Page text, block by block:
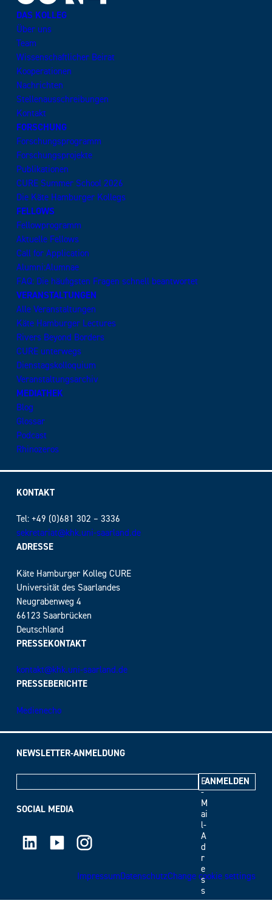
DAS KOLLEG
Über uns
Team
Wissenschaftlicher Beirat
Kooperationen
Nachrichten
Stellenausschreibungen
Kontakt
FORSCHUNG
Forschungsprogramm
Forschungsprojekte
Publikationen
CURE Summer School 2026
Die Käte Hamburger Kollegs
FELLOWS
Fellowprogramm
Aktuelle Fellows
Call for Application
Alumni:Alumnae
FAQ: Die häufigsten Fragen schnell beantwortet
VERANSTALTUNGEN
Alle Veranstaltungen
Käte Hamburger Lectures
Rivers Beyond Borders
CURE unterwegs
Dienstagskolloquium
Veranstaltungsarchiv
MEDIATHEK
Blog
Glossar
Podcast
Rhinozeros
KONTAKT
Tel: +49 (0)681 302 – 3336
sekretariat@khk.uni-saarland.de
ADRESSE
Käte Hamburger Kolleg CURE
Universität des Saarlandes
Neugrabenweg 4
66123 Saarbrücken
Deutschland
PRESSEKONTAKT
kontakt@khk.uni-saarland.de
PRESSEBERICHTE
Medienecho
NEWSLETTER-ANMELDUNG
E
-
M
ai
l-
A
d
r
e
s
s
e
SOCIAL MEDIA
LinkedIn Youtube Instagram
ImpressumDatenschutzChange cookie settings